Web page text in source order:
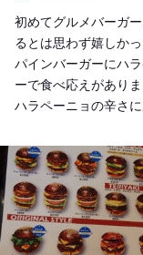
初めてグルメバーガ
るとは思わず嬉しかっ
パインバーガーにハ
ーで食べ応えがありま
ハラペーニョの辛さに